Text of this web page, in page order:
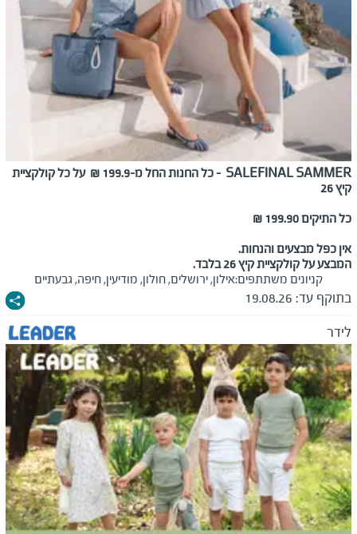
FINAL SAMMER
SALE
-כל החנות החל מ-199.9
₪ על כל קולקציית
קיץ 26
כל התיקים 199.90 ₪
אין כפל מבצעים והנחות.
המבצע על קולקציית קיץ 26 בלבד.
קניונים משתתפים:אילון, ירושלים, חולון, מודיעין, חיפה, גבעתיים
בתוקף עד: 19.08.26
לידר